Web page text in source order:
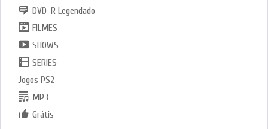
DVD-R Legendado
FILMES
SHOWS
SERIES
Jogos PS2
MP3
Grátis